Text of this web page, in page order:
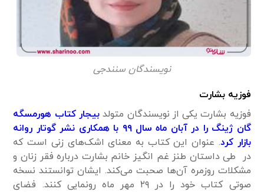
نویسندگان سنندجی
فوزیه بشارت
فوزیه بشارت یکی از نویسندگان متولدبیجار کتاب هورمسگه
گان ژینگ را در آبان ماه سال ۹۹ با همکاری نشر گوتار روانه
بازار کرد. عنوان این کتاب به معنای اشک‌های زنی است که
در طی داستان طنز غم انگیز خانم بشارت درباره فقر زنان و
مشکلات روزمره آن‌ها صحبت می‌کند. ایشان توانستند نسخه
صوتی کتاب خود را در ۲۹ مهر ماه رونمایی کنند. فضای